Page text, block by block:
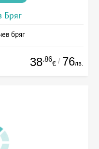
Бряг
бряг
38.86
€ / 76лв.